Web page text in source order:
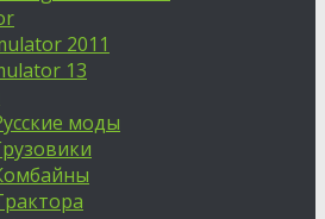
2011
13
моды